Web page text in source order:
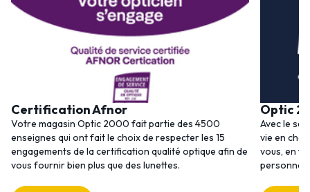
Certification Afnor
Votre magasin Optic 2000 fait partie des 4500
enseignes qui ont fait le choix de respecter les 15
engagements de la certification qualité optique afin de
vous fournir bien plus que des lunettes.
Optic
Avec le
vie en
vous, en